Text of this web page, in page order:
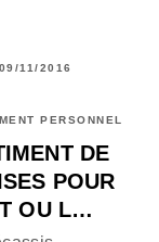
11/2016
PERSONNEL
DE
POUR
OU L…